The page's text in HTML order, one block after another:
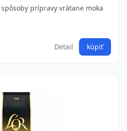
prípravy vrátane moka
Detail kúpiť